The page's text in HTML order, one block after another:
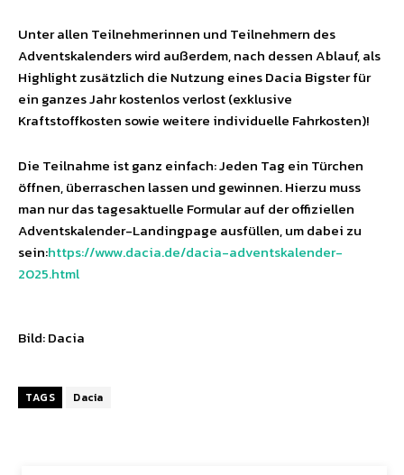
Unter allen Teilnehmerinnen und Teilnehmern des
Adventskalenders wird außerdem, nach dessen Ablauf, als
Highlight zusätzlich die Nutzung eines Dacia Bigster für
ein ganzes Jahr kostenlos verlost (exklusive
Kraftstoffkosten sowie weitere individuelle Fahrkosten)!
Die Teilnahme ist ganz einfach: Jeden Tag ein Türchen
öffnen, überraschen lassen und gewinnen. Hierzu muss
man nur das tagesaktuelle Formular auf der offiziellen
Adventskalender-Landingpage ausfüllen, um dabei zu
sein:https://www.dacia.de/dacia-adventskalender-
2025.html
Bild: Dacia
TAGS Dacia